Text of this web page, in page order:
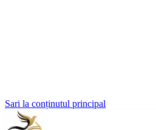
Sari la conținutul principal